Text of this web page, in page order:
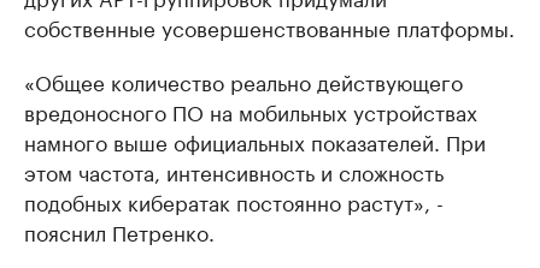
собственные усовершенствованные платформы.
«Общее количество реально действующего
вредоносного ПО на мобильных устройствах
намного выше официальных показателей. При
этом частота, интенсивность и сложность
подобных кибератак постоянно растут», -
пояснил Петренко.